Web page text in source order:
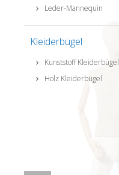
Leder-Mannequin
Kleiderbügel
Kunststoff Kleiderbügel
Holz Kleiderbügel